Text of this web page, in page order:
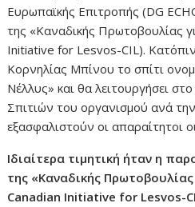
Ευρωπαϊκής Επιτροπής (DG
της «Καναδικής Πρωτοβουλίας
Initiative for Lesvos-CIL). Κατόπιν
Κορνηλίας Μπίνου το σπίτι
Νέλλυς» και θα λειτουργήσει
Σπιτιών του οργανισμού ανά
εξασφαλιστούν οι απαραίτητοι
Ιδιαίτερα τιμητική ήταν η
της «Καναδικής
Canadian Initiative for Lesvos-